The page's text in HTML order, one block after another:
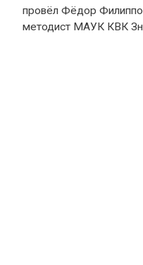
провёл Фёдор
методист МАУК КВК